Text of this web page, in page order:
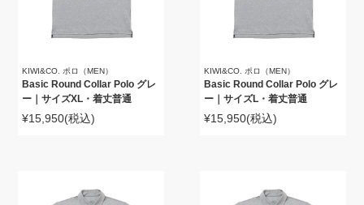
KIWI&CO. ポロ（MEN）
Basic Round Collar Polo グレ
ー｜サイズXL・着丈普通
¥15,950(税込)
KIWI&CO. ポロ（MEN）
Basic Round Collar Polo グレ
ー｜サイズL・着丈普通
¥15,950(税込)